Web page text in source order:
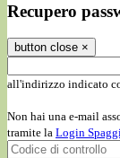
Recupero
button close ×
all'indirizzo indicato
Non hai una e-mail
tramite la Login